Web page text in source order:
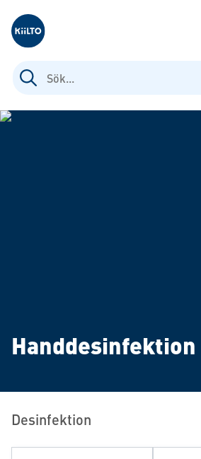
Kiilto Sweden
Sök
efter:
Handdesinfektion
Desinfektion